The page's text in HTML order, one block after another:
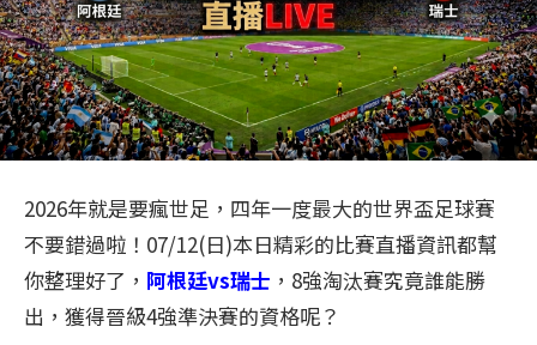
2026年就是要瘋世足，四年一度最大的世界盃足球賽
不要錯過啦！07/12(日)本日精彩的比賽直播資訊都幫
你整理好了， 阿根廷vs瑞士 ，8強淘汰賽究竟誰能勝
出，獲得晉級4強準決賽的資格呢？